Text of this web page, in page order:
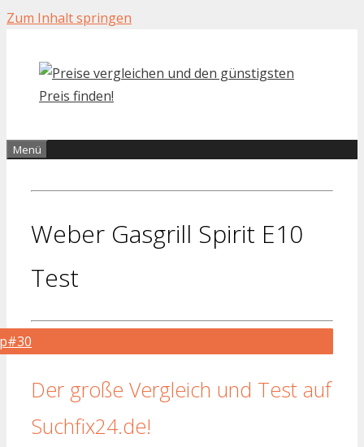
Zum Inhalt springen
Menü
Weber Gasgrill Spirit E10
Test
Der große Vergleich und Test auf
Suchfix24.de!